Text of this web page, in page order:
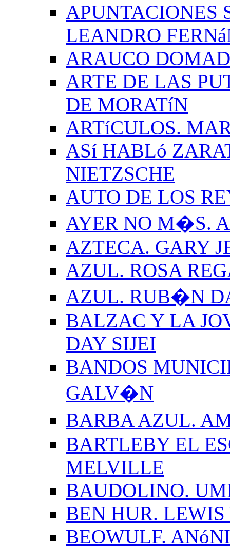
APUNTACIONES
LEANDRO
ARAUCO
ARTE DE LAS
DE MORATíN
ARTíCULOS.
ASí HABLó
NIETZSCHE
AUTO DE LOS
AYER NO M�S.
AZTECA. GARY
AZUL. ROSA
AZUL. RUB�N
BALZAC Y LA
DAY SIJEI
BANDOS
GALV�N
BARBA AZUL.
BARTLEBY EL
MELVILLE
BAUDOLINO.
BEN HUR.
BEOWULF.